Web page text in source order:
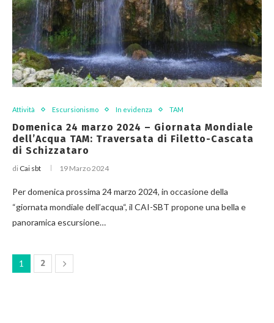
Attività Escursionismo In evidenza TAM
Domenica 24 marzo 2024 – Giornata Mondiale
dell’Acqua TAM: Traversata di Filetto-Cascata
di Schizzataro
di Cai sbt 19 Marzo 2024
Per domenica prossima 24 marzo 2024, in occasione della
“giornata mondiale dell’acqua“, il CAI-SBT propone una bella e
panoramica escursione…
1 2